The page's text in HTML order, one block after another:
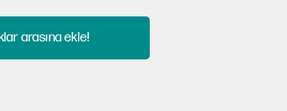
arasına ekle!